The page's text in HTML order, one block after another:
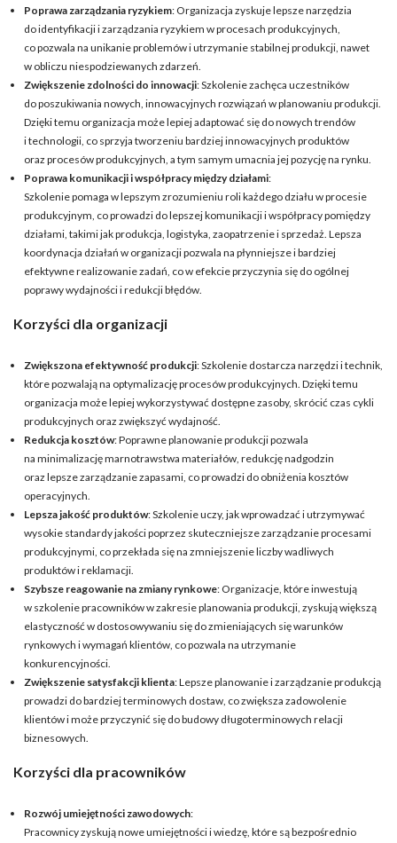
Poprawa zarządzania ryzykiem: Organizacja zyskuje lepsze narzędzia
do identyfikacji i zarządzania ryzykiem w procesach produkcyjnych,
co pozwala na unikanie problemów i utrzymanie stabilnej produkcji, nawet
w obliczu niespodziewanych zdarzeń.
Zwiększenie zdolności do innowacji: Szkolenie zachęca uczestników
do poszukiwania nowych, innowacyjnych rozwiązań w planowaniu produkcji.
Dzięki temu organizacja może lepiej adaptować się do nowych trendów
i technologii, co sprzyja tworzeniu bardziej innowacyjnych produktów
oraz procesów produkcyjnych, a tym samym umacnia jej pozycję na rynku.
Poprawa komunikacji i współpracy między działami:
Szkolenie pomaga w lepszym zrozumieniu roli każdego działu w procesie
produkcyjnym, co prowadzi do lepszej komunikacji i współpracy pomiędzy
działami, takimi jak produkcja, logistyka, zaopatrzenie i sprzedaż. Lepsza
koordynacja działań w organizacji pozwala na płynniejsze i bardziej
efektywne realizowanie zadań, co w efekcie przyczynia się do ogólnej
poprawy wydajności i redukcji błędów.
Korzyści dla organizacji
Zwiększona efektywność produkcji: Szkolenie dostarcza narzędzi i technik,
które pozwalają na optymalizację procesów produkcyjnych. Dzięki temu
organizacja może lepiej wykorzystywać dostępne zasoby, skrócić czas cykli
produkcyjnych oraz zwiększyć wydajność.
Redukcja kosztów: Poprawne planowanie produkcji pozwala
na minimalizację marnotrawstwa materiałów, redukcję nadgodzin
oraz lepsze zarządzanie zapasami, co prowadzi do obniżenia kosztów
operacyjnych.
Lepsza jakość produktów: Szkolenie uczy, jak wprowadzać i utrzymywać
wysokie standardy jakości poprzez skuteczniejsze zarządzanie procesami
produkcyjnymi, co przekłada się na zmniejszenie liczby wadliwych
produktów i reklamacji.
Szybsze reagowanie na zmiany rynkowe: Organizacje, które inwestują
w szkolenie pracowników w zakresie planowania produkcji, zyskują większą
elastyczność w dostosowywaniu się do zmieniających się warunków
rynkowych i wymagań klientów, co pozwala na utrzymanie
konkurencyjności.
Zwiększenie satysfakcji klienta: Lepsze planowanie i zarządzanie produkcją
prowadzi do bardziej terminowych dostaw, co zwiększa zadowolenie
klientów i może przyczynić się do budowy długoterminowych relacji
biznesowych.
Korzyści dla pracowników
Rozwój umiejętności zawodowych:
Pracownicy zyskują nowe umiejętności i wiedzę, które są bezpośrednio